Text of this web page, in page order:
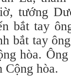
tướng
bắt tay
bắt tay
hòa.
hòa.